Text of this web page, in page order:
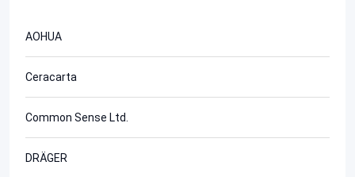
AOHUA
Ceracarta
Common Sense Ltd.
DRÄGER